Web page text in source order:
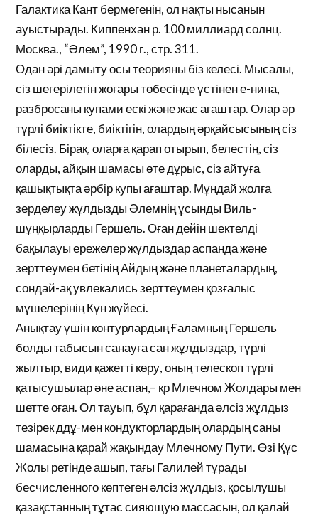
Галактика Кант бермегенін, ол нақты нысанын
ауыстырады. Киппенхан р. 100 миллиард солнц.
Москва., “Әлем”, 1990 г., стр. 311.
Одан әрі дамыту осы теорияны біз келесі. Мысалы,
сіз шегерілетін жоғары төбесінде үстінен е-нина,
разбросаны купами ескі және жас ағаштар. Олар әр
түрлі биіктікте, биіктігін, олардың әрқайсысының сіз
білесіз. Бірақ, оларға қарап отырып, белестің, сіз
оларды, айқын шамасы өте дұрыс, сіз айтуға
қашықтықта әрбір купы ағаштар. Мұндай жолға
зерделеу жұлдызды Әлемнің ұсынды Виль-
шұңқырларды Гершель. Оған дейін шектелді
бақылауы ережелер жұлдыздар аспанда және
зерттеумен бетінің Айдың және планеталардың,
сондай-ақ увлекались зерттеумен қозғалыс
мүшелерінің Күн жүйесі.
Анықтау үшін контурлардың Ғаламның Гершель
болды табысын санауға сан жұлдыздар, түрлі
жылтыр, види қажетті көру, оның телескоп түрлі
қатысушылар әне аспан,– қр Млечном Жолдары мен
шетте оған. Ол тауып, бұл қарағанда әлсіз жұлдыз
тезірек ддұ-мен кондукторлардың олардың саны
шамасына қарай жақындау Млечному Пути. Өзі Құс
Жолы ретінде ашып, тағы Галилей тұрады
бесчисленного көптеген әлсіз жұлдыз, қосылушы
қазақстанның тұтас сияющую массасын, ол қалай